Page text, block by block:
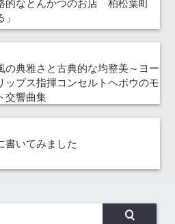
的なとんかつのお店 柏松葉町
の典雅さと古典的な均整美～ヨー
ップス指揮コンセルトヘボウのモ
交響曲集
書いてみました